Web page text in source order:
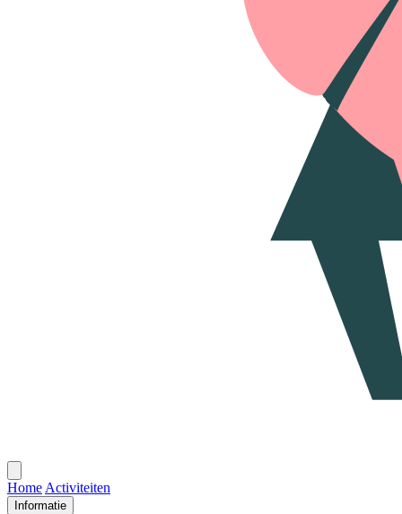
menu
Home Activiteiten
Informatie